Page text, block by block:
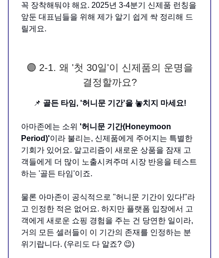
꼭 장착해둬야 해요. 2025년 3-4분기 신제품 런칭을
앞둔 대표님들을 위해 제가 알기 쉽게 싹 정리해 드
릴게요.
🟣 2-1. 왜 '첫 30일'이 신제품의 운명을
결정할까요?
📌 골든 타임, '허니문 기간'을 놓치지 마세요!
아마존에는 소위 '허니문 기간(Honeymoon
Period)'이라 불리는, 신제품에게 주어지는 특별한
기회가 있어요. 알고리즘이 새로운 상품을 잠재 고
객들에게 더 많이 노출시켜주며 시장 반응을 테스트
하는 '골든 타임'이죠.
물론 아마존이 공식적으로 "허니문 기간이 있다!"라
고 인정한 적은 없어요. 하지만 플랫폼 입장에서 고
객에게 새로운 쇼핑 경험을 주는 건 당연한 일이라,
거의 모든 셀러들이 이 기간의 존재를 인정하는 분
위기랍니다. (우리도 다 알죠? 😉)